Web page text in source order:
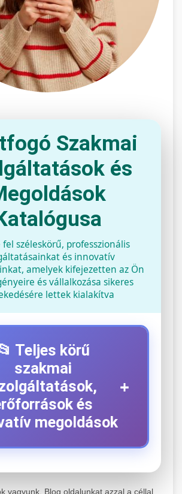
Szakmai
és
fel széleskörű, professzionális
és innovatív
amelyek kifejezetten az Ön
és vállalkozása sikeres
lettek kialakítva
Teljes körű
szakmai
és
megoldások
+
+
vagyunk. Blog oldalunkat azzal a céllal